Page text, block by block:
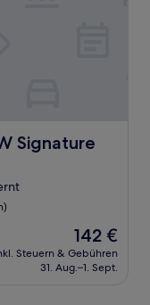
Signature
Collection
Der
Preis
beträgt
142 €
Steuern & Gebühren
31. Aug.–1. Sept.